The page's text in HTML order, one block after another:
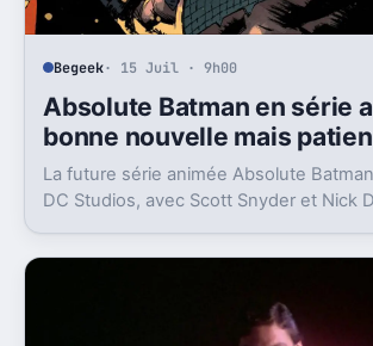
Begeek· 15 Juil · 9h00
Absolute Batman en série
bonne nouvelle mais
La future série animée Absolute
DC Studios, avec Scott Snyder et Nick
demain.